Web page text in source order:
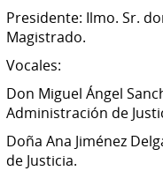
Presidente: Ilmo. Sr.
Magistrado.
Vocales:
Don Miguel Ángel
Administración de
Doña Ana Jiménez
de Justicia.